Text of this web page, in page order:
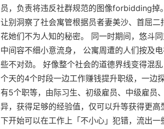
员，负责将违反社群规范的图像forbidding掉
让别洞察了社会寓管根据员者妻美沙、首屈
花她们不为人知的秘密。 同一时期间，悠斗
中间容不细小意流身， 公寓周遭的人们按及
些不对劲。 好像整个社会的道德界线变得混
个天的4个时段一边工作赚钱提升职级，一边
有5个职等，由际习生、初级雇员、中级雇员
异，获得足够的经验值，仅可以升等获得更
下开始可以在工作上「不小心」犯错，流出